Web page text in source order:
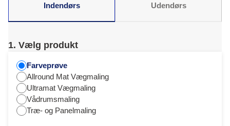
Indendørs Udendørs
1. Vælg produkt
Farveprøve
Allround Mat Vægmaling
Ultramat Vægmaling
Vådrumsmaling
Træ- og Panelmaling